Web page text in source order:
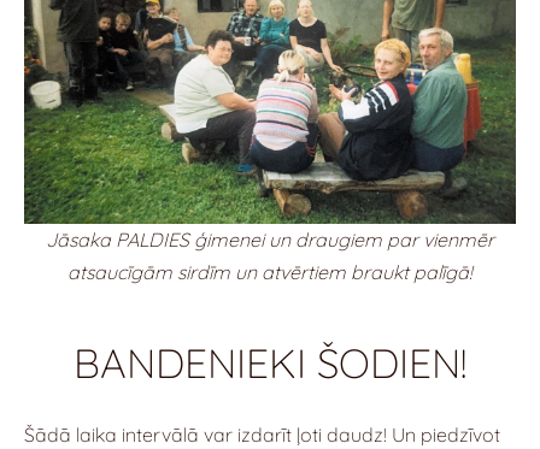
Jāsaka PALDIES ģimenei un draugiem par vienmēr
atsaucīgām sirdīm un atvērtiem braukt palīgā!
BANDENIEKI ŠODIEN!
Šādā laika intervālā var izdarīt ļoti daudz! Un piedzīvot